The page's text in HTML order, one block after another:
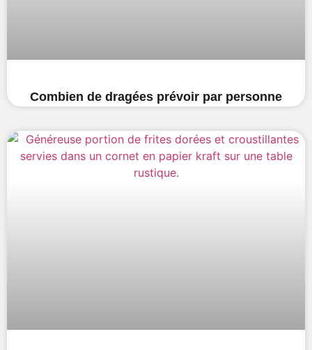
Combien de dragées prévoir par personne